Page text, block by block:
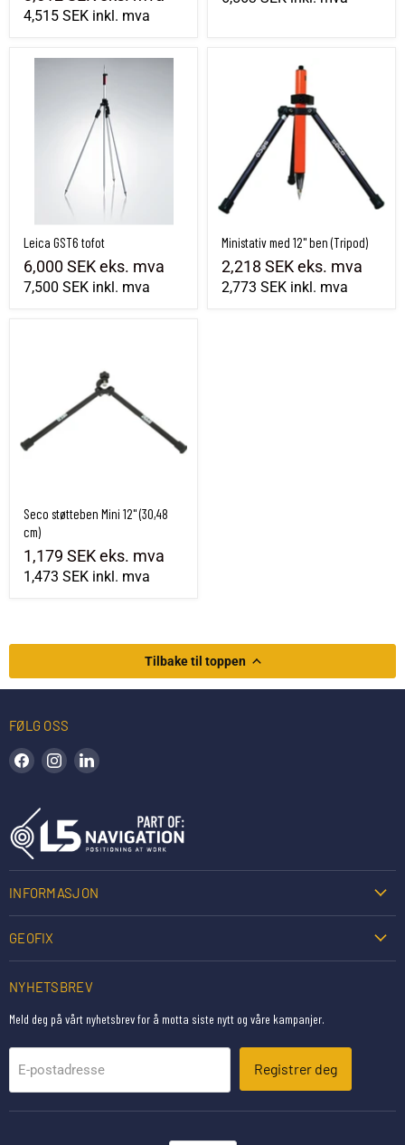
4,515 SEK inkl. mva
Leica GST6 tofot
6,000 SEKeks. mva
7,500 SEK inkl. mva
Ministativ med 12" ben (Tripod)
Ministativ med 12" ben (Tripod)
2,218 SEKeks. mva
2,773 SEK inkl. mva
Seco støtteben Mini 12" (30,48
cm)
1,179 SEKeks. mva
1,473 SEK inkl. mva
Tilbake til toppen
FØLG OSS
Finn oss på Facebook
Finn oss på Instagram
INFORMASJON
GEOFIX
NYHETSBREV
Meld deg på vårt nyhetsbrev for å motta siste nytt og våre kampanjer.
E-postadresse Registrer deg